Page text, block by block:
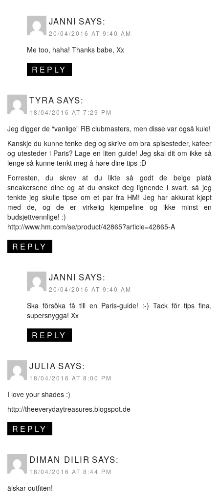
JANNI SAYS:
20/04/2016 AT 9:40 AM
Me too, haha! Thanks babe, Xx
REPLY
TYRA SAYS:
18/04/2016 AT 7:29 PM
Jeg digger de “vanlige” RB clubmasters, men disse var også kule!
Kanskje du kunne tenke deg og skrive om bra spisesteder, kafeer
og utesteder i Paris? Lage en liten guide! Jeg skal dit om ikke så
lenge så kunne tenkt meg å høre dine tips :D
Forresten, du skrev at du likte så godt de beige platå
sneakersene dine og at du ønsket deg lignende i svart, så jeg
tenkte jeg skulle tipse om et par fra HM! Jeg har akkurat kjøpt
med de, og de er virkelig kjempefine og ikke minst en
budsjettvennlige! :)
http://www.hm.com/se/product/42865?article=42865-A
REPLY
JANNI SAYS:
20/04/2016 AT 9:40 AM
Ska försöka få till en Paris-guide! :-) Tack för tips fina,
supersnygga! Xx
REPLY
JULIA SAYS:
18/04/2016 AT 8:00 PM
I love your shades :)
http://theeverydaytreasures.blogspot.de
REPLY
DIMAN DILIR SAYS:
18/04/2016 AT 8:44 PM
älskar outfiten!